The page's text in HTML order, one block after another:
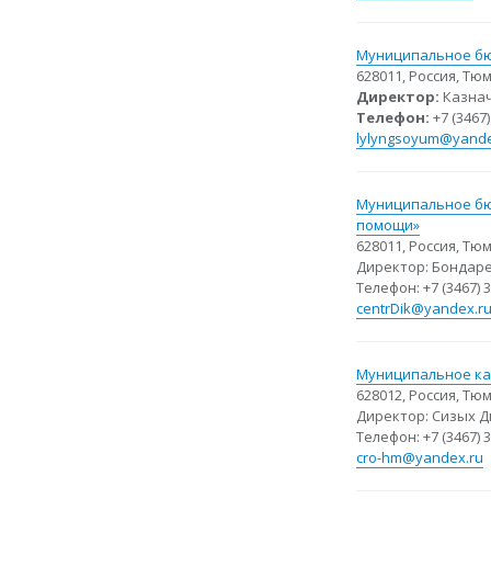
Муниципальное
628011, Россия,
Директор:
Телефон: +7
Муниципальное
помощи»
628011, Россия,
Директор:
Телефон: +7 (3467)
centrDik@yandex.ru
Муниципальное
628012, Россия,
Директор: Сизых
Телефон: +7 (3467)
cro-hm@yandex.ru